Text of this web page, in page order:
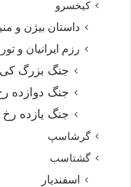
کیخسرو
داستان بیژن و
رزم ایرانیان و
جنگ بزرگ کی
جنگ دوازده
جنگ یازده رخ
گرشاسپ
گشتاسب
اسفندیار